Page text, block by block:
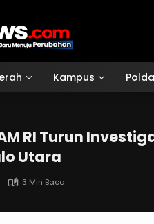
Kampus
RI Turun
Utara
3 Min Baca